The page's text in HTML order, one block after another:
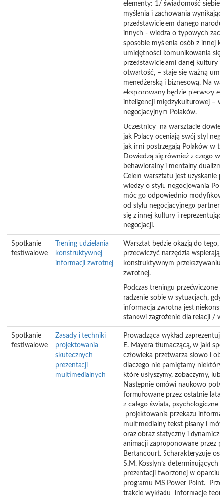
elementy: 1/ świadomość
myślenia i zachowania
przedstawicielem danego
innych - wiedza o typowych
sposobie myślenia osób z innej
umiejętności komunikowania
przedstawicielami danej
otwartość, – staje się ważną
menedżerską i biznesową. Na
eksplorowany będzie pierwszy
inteligencji międzykulturowej –
negocjacyjnym Polaków.
Uczestnicy na warsztacie
jak Polacy oceniają swój styl
jak inni postrzegają Polaków w
Dowiedzą się również z czego
behawioralny i mentalny
Celem warsztatu jest uzyskanie
wiedzy o stylu negocjowania
móc go odpowiednio
od stylu negocjacyjnego
się z innej kultury i
negocjacji.
Spotkanie
festiwalowe
Trening udzielania
konstruktywnej
informacji zwrotnej
Warsztat będzie okazją do
przećwiczyć narzędzia
konstruktywnym
zwrotnej.
Podczas treningu
radzenie sobie w sytuacjach,
informacja zwrotna jest
stanowi zagrożenie dla relacji /
Spotkanie
festiwalowe
Zasady i techniki
projektowania
skutecznych
prezentacji
multimedialnych
Prowadząca wykład
E. Mayera tłumaczącą, w jaki
człowieka przetwarza słowo i
dlaczego nie pamiętamy
które usłyszymy, zobaczymy,
Następnie omówi naukowo
formułowane przez ostatnie
z całego świata,
projektowania przekazu
multimedialny tekst pisany i
oraz obraz statyczny i
animacji zaproponowane przez
Bertancourt. Scharakteryzuje
S.M. Kosslyn’a
prezentacji tworzonej w
programu MS Power Point.
trakcie wykładu informacje